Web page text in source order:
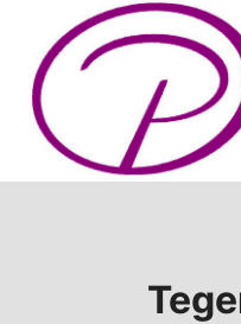
Doorgaan
inhoud